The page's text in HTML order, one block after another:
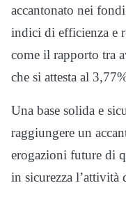
accantonato nei
indici di efficienza e
come il rapporto tra
che si attesta al
Una base solida e
raggiungere un
erogazioni future di
in sicurezza l’attività